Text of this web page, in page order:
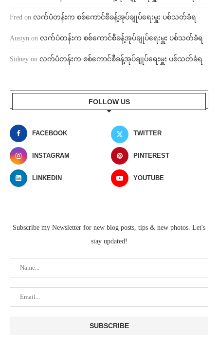
Fred on လက်ပံတန်းက စစ်ကောင်စီခန့်အုပ်ချုပ်ရေးမှူး ပစ်သတ်ခံရ
Austyn on လက်ပံတန်းက စစ်ကောင်စီခန့်အုပ်ချုပ်ရေးမှူး ပစ်သတ်ခံရ
Sidney on လက်ပံတန်းက စစ်ကောင်စီခန့်အုပ်ချုပ်ရေးမှူး ပစ်သတ်ခံရ
FOLLOW US
FACEBOOK TWITTER
INSTAGRAM PINTEREST
LINKEDIN YOUTUBE
Subscribe my Newsletter for new blog posts, tips & new photos. Let's
stay updated!